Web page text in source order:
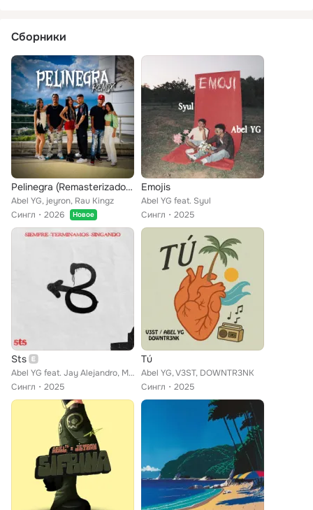
Сборники
Pelinegra (Remasterizado 2026)
Abel YG, jeyron, Rau Kingz
Сингл
2026 Новое
Emojis
Abel YG feat. Syul
Сингл
2025
Sts
Abel YG feat. Jay Alejandro, Martian
Сингл
2025
Tú
Abel YG, V3ST, DOWNTR3NK
Сингл
2025